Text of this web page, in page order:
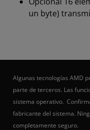
un byte)
Algunas tecnologías AMD
parte de terceros. Las
sistema operativo.
fabricante del sistema.
completamente seguro.